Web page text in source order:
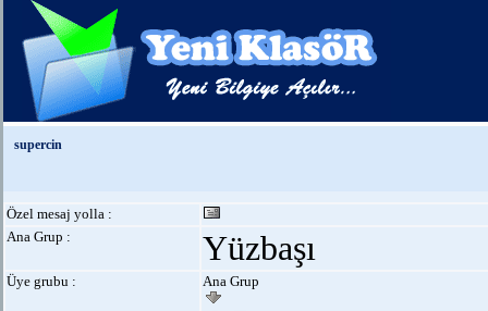
supercin
Özel mesaj yolla :
Ana Grup :
Yüzbaşı
Üye grubu : Ana Grup